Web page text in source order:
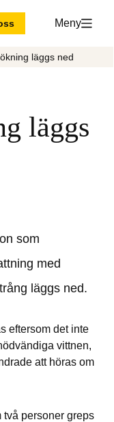
Meny
läggs ned
läggs
som
med
läggs ned.
eftersom det inte
vittnen,
att höras om
två personer greps